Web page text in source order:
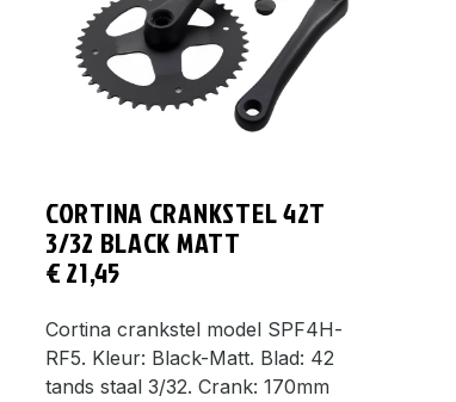
CORTINA CRANKSTEL 42T
3/32 BLACK MATT
€21,45
Cortina crankstel model SPF4H-
RF5. Kleur: Black-Matt. Blad: 42
tands staal 3/32. Crank: 170mm